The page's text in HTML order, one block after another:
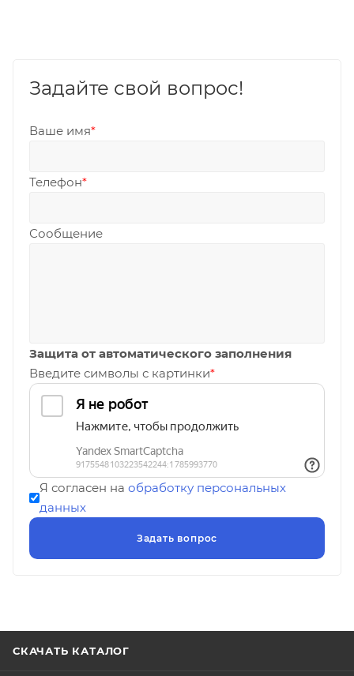
Задайте свой вопрос!
Ваше имя*
Телефон*
Сообщение
Защита от автоматического заполнения
Введите символы с картинки*
Я согласен на обработку персональных
данных
СКАЧАТЬ КАТАЛОГ